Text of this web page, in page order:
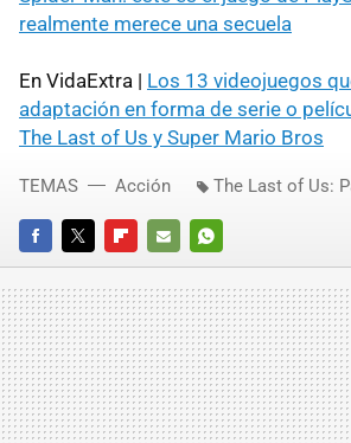
realmente merece una secuela
En VidaExtra | Los 13 videojuegos
adaptación en forma de serie o
The Last of Us y Super Mario Bros
FACEBOOKTWITTERFLIPBOARD
E-
MAIL
WHATSAPP
TEMAS Acción The Last of Us: